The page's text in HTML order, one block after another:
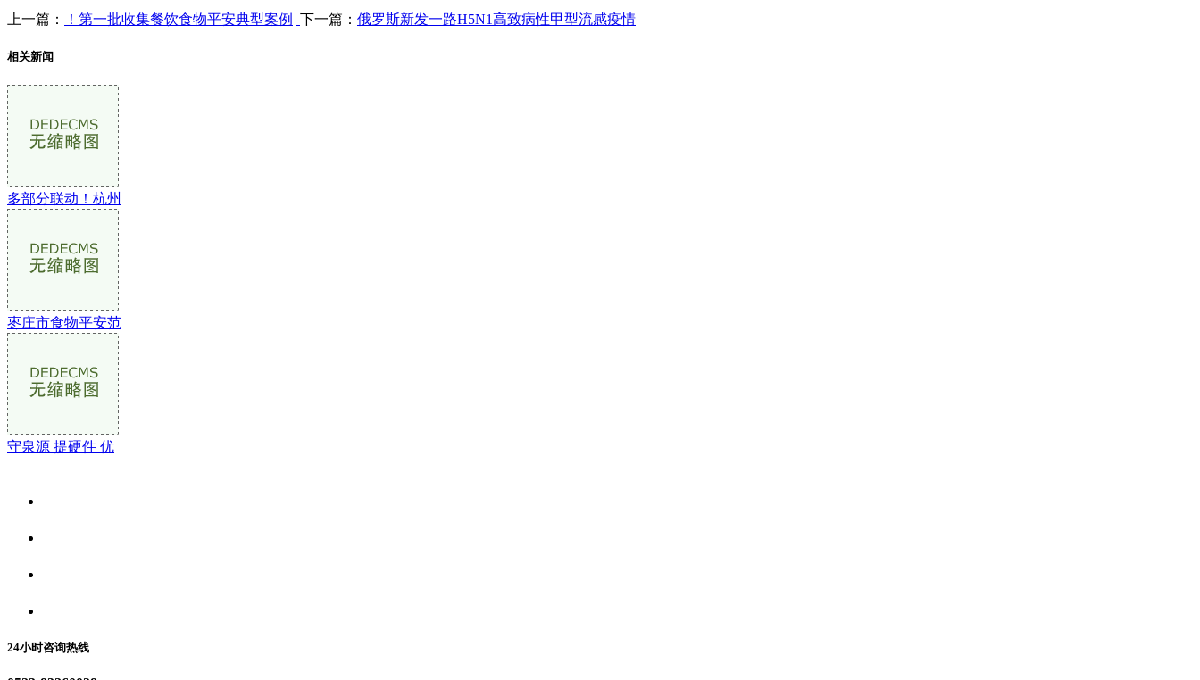
上一篇： ！第一批收集餐饮食物平安典型案例 下一篇： 俄罗斯新发一路H5N1高致病性甲型流感疫情
相关新闻
多部分联动！杭州
枣庄市食物平安范
守泉源 提硬件 优
24小时咨询热线